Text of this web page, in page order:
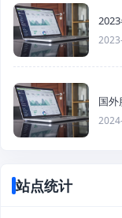
国外
站点统计